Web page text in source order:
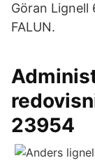
Göran Lignell
FALUN.
23954